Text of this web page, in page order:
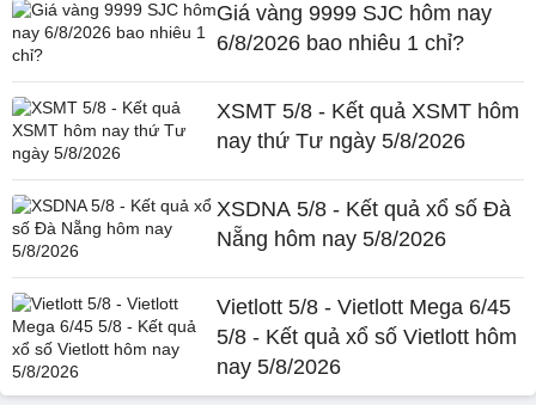
Giá vàng 9999 SJC hôm nay
6/8/2026 bao nhiêu 1 chỉ?
XSMT 5/8 - Kết quả XSMT hôm
nay thứ Tư ngày 5/8/2026
XSDNA 5/8 - Kết quả xổ số Đà
Nẵng hôm nay 5/8/2026
Vietlott 5/8 - Vietlott Mega 6/45
5/8 - Kết quả xổ số Vietlott hôm
nay 5/8/2026